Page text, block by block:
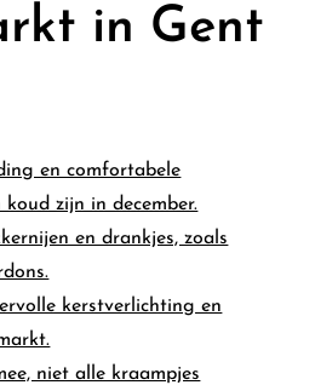
in Gent
en comfortabele
koud zijn in december.
en drankjes, zoals
kerstverlichting en
niet alle kraampjes